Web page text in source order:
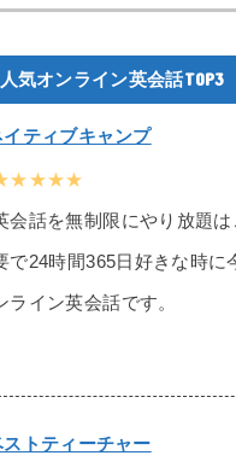
人気オンライン英会話TOP3
イティブキャンプ
会話を無制限にやり放題
で24時間365日好きな時に
ライン英会話です。
ストティーチャー